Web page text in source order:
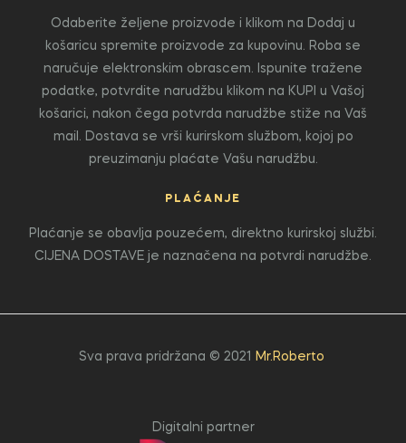
Odaberite željene proizvode i klikom na Dodaj u
košaricu spremite proizvode za kupovinu. Roba se
naručuje elektronskim obrascem. Ispunite tražene
podatke, potvrdite narudžbu klikom na KUPI u Vašoj
košarici, nakon čega potvrda narudžbe stiže na Vaš
mail. Dostava se vrši kurirskom službom, kojoj po
preuzimanju plaćate Vašu narudžbu.
PLAĆANJE
Plaćanje se obavlja pouzećem, direktno kurirskoj službi.
CIJENA DOSTAVE je naznačena na potvrdi narudžbe.
Sva prava pridržana © 2021 Mr.Roberto
Digitalni partner